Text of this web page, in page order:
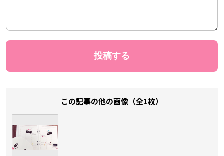
この記事の他の画像（全1枚）